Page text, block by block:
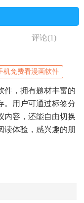
评论(1)
机免费看漫画软件
件，拥有题材丰富的
。用户可通过标签分
内容，还能自由切换
读体验，感兴趣的朋